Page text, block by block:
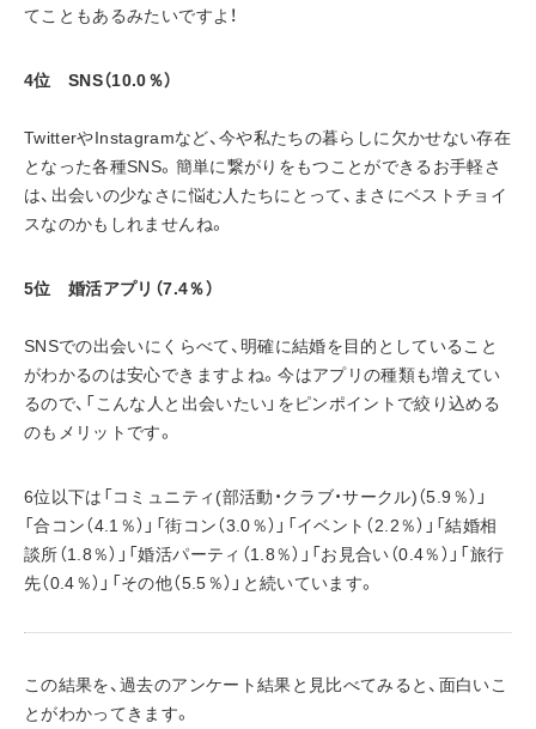
てこともあるみたいですよ！
4位　SNS（10.0％）
TwitterやInstagramなど、今や私たちの暮らしに欠かせない存在
となった各種SNS。簡単に繋がりをもつことができるお手軽さ
は、出会いの少なさに悩む人たちにとって、まさにベストチョイ
スなのかもしれませんね。
5位　婚活アプリ（7.4％）
SNSでの出会いにくらべて、明確に結婚を目的としていること
がわかるのは安心できますよね。今はアプリの種類も増えてい
るので、「こんな人と出会いたい」をピンポイントで絞り込める
のもメリットです。
6位以下は「コミュニティ(部活動・クラブ・サークル)（5.9％）」
「合コン（4.1％）」「街コン（3.0％）」「イベント（2.2％）」「結婚相
談所（1.8％）」「婚活パーティ（1.8％）」「お見合い（0.4％）」「旅行
先（0.4％）」「その他（5.5％）」と続いています。
この結果を、過去のアンケート結果と見比べてみると、面白いこ
とがわかってきます。